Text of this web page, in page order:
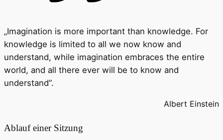
„Imagination is more important than knowledge. For
knowledge is limited to all we now know and
understand, while imagination embraces the entire
world, and all there ever will be to know and
understand“.
Albert Einstein
Ablauf einer Sitzung